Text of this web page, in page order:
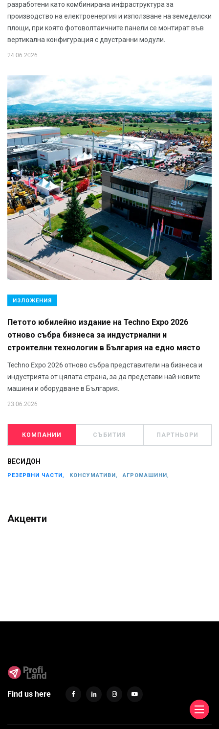
разработени като комбинирана инфраструктура за
производство на електроенергия и използване на земеделски
площи, при която фотоволтаичните панели се монтират във
вертикална конфигурация с двустранни модули.
24.06.2026
ИЗЛОЖЕНИЯ
Петото юбилейно издание на Techno Expo 2026
отново събра бизнеса за индустриални и
строителни технологии в България на едно място
Techno Expo 2026 отново събра представители на бизнеса и
индустрията от цялата страна, за да представи най-новите
машини и оборудване в България.
23.06.2026
КОМПАНИИ СЪБИТИЯ ПАРТНЬОРИ
ВЕСИДОН
РЕЗЕРВНИ ЧАСТИ, КОНСУМАТИВИ, АГРОМАШИНИ,
Акценти
Find us here